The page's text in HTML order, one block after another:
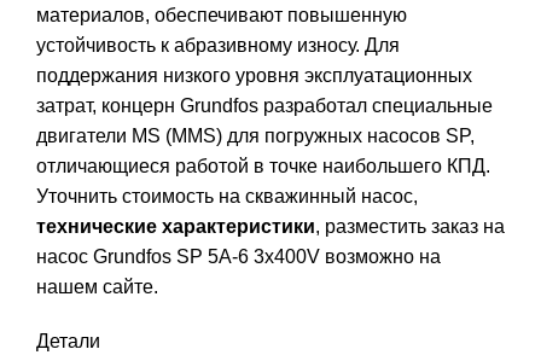
материалов, обеспечивают повышенную
устойчивость к абразивному износу. Для
поддержания низкого уровня эксплуатационных
затрат, концерн Grundfos разработал специальные
двигатели MS (MMS) для погружных насосов SP,
отличающиеся работой в точке наибольшего КПД.
Уточнить стоимость на скважинный насос,
технические характеристики, разместить заказ на
насос Grundfos SP 5A-6 3x400V возможно на
нашем сайте.
Детали